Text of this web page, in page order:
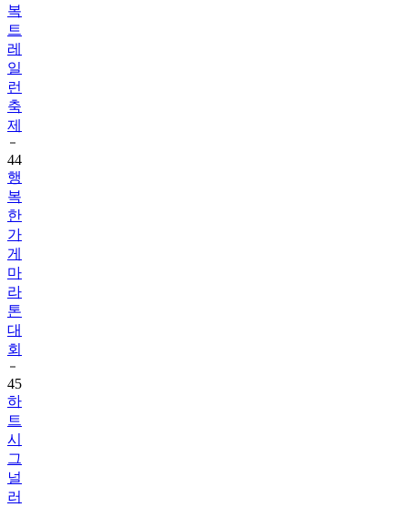
복
트
레
일
런
축
제
44
행
복
한
가
게
마
라
톤
대
회
45
하
트
시
그
널
러